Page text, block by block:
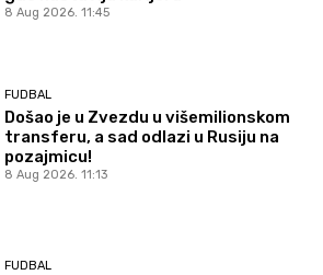
8 Aug 2026. 11:45
FUDBAL
Došao je u Zvezdu u višemilionskom
transferu, a sad odlazi u Rusiju na
pozajmicu!
8 Aug 2026. 11:13
FUDBAL